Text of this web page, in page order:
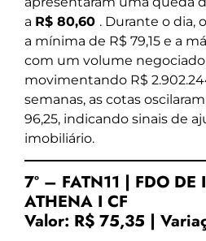
a R$ 80,60 . Durante o dia,
a mínima de R$ 79,15 e a
com um volume negociado
movimentando R$
semanas, as cotas
96,25, indicando sinais de
imobiliário.
7º – FATN11 | FDO DE
ATHENA I CF
Valor: R$ 75,35 |